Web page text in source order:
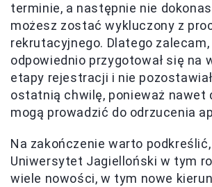
terminie, a następnie nie
możesz zostać wykluczony z
rekrutacyjnego. Dlatego zalecam,
odpowiednio przygotował się na
etapy rejestracji i nie
ostatnią chwilę, ponieważ nawet
mogą prowadzić do odrzucenia
Na zakończenie warto podkreślić,
Uniwersytet Jagielloński w tym
wiele nowości, w tym nowe